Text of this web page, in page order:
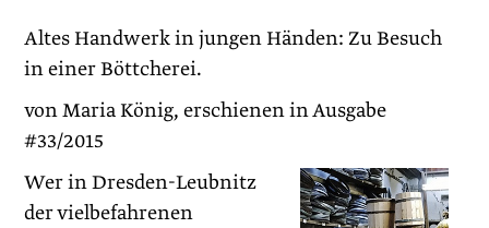
Altes Handwerk in jungen Händen: Zu Besuch
in einer Böttcherei.
von Maria König, erschienen in Ausgabe
#33/2015
Wer in Dresden-Leubnitz
der vielbefahrenen